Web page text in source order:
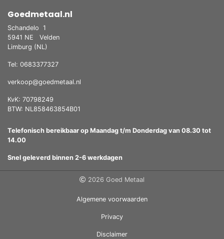
Goedmetaal.nl
Schandelo 1
5941 NE
Velden
Limburg (NL)
Tel: 0683377327
verkoop@goedmetaal.nl
KvK: 70798249
BTW: NL858463854B01
Telefonisch bereikbaar op Maandag t/m Donderdag van 08.30 tot
14.00
Snel geleverd binnen 2-6 werkdagen
2026 Goed Metaal
Algemene voorwaarden
Privacy
Disclaimer